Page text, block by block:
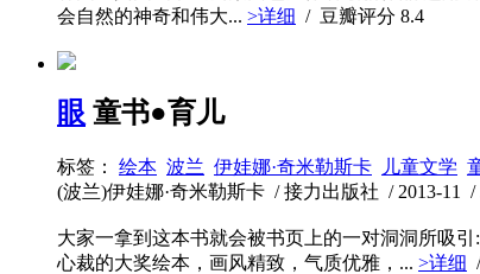
会自然的神奇和伟大... >详细 / 豆瓣评分 8.4
眼 童书●育儿
标签： 绘本 波兰 伊娃娜·奇米勒斯卡 儿童文学
(波兰)伊娃娜·奇米勒斯卡 / 接力出版社 / 2013-11 /
大家一拿到这本书就会被书页上的一对洞洞所吸
心裁的大奖绘本，画风精致，气质优雅，... >详细